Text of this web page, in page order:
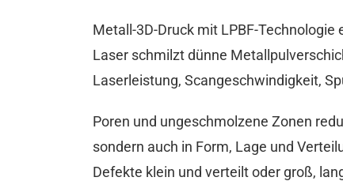
Metall-3D-Druck mit LPBF-
Laser schmilzt dünne
Laserleistung, Scangeschwindigkeit,
Poren und ungeschmolzene Zonen
sondern auch in Form, Lage und
Defekte klein und verteilt oder groß,